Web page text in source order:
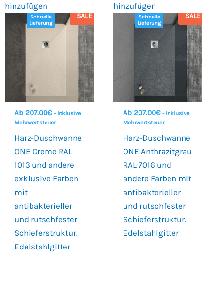
hinzufügen
Schnelle
Lieferung
SALE
Ab 207.00€ - Inklusive
Mehrwertsteuer
Harz-Duschwanne
ONE Creme RAL
1013 und andere
exklusive Farben
mit
antibakterieller
und rutschfester
Schieferstruktur.
Edelstahlgitter
hinzufügen
Schnelle
Lieferung
SALE
Ab 207.00€ - Inklusive
Mehrwertsteuer
Harz-Duschwanne
ONE Anthrazitgrau
RAL 7016 und
andere Farben mit
antibakterieller
und rutschfester
Schieferstruktur.
Edelstahlgitter